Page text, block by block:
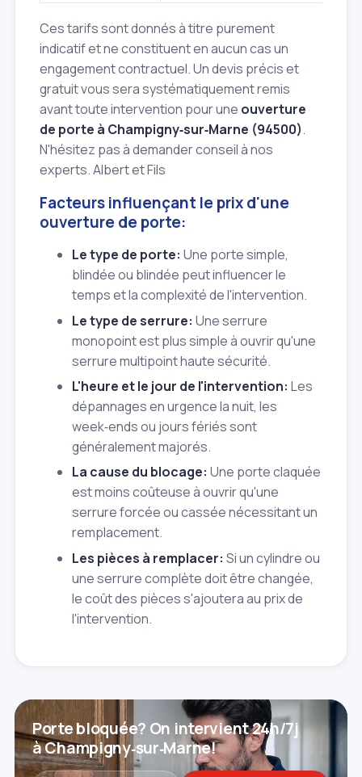
Ces tarifs sont donnés à titre purement
indicatif et ne constituent en aucun cas un
engagement contractuel. Un devis précis et
gratuit vous sera systématiquement remis
avant toute intervention pour une ouverture
de porte à Champigny‑sur‑Marne (94500).
N'hésitez pas à demander conseil à nos
experts. Albert et Fils
Facteurs influençant le prix d'une
ouverture de porte:
Le type de porte: Une porte simple,
blindée ou blindée peut influencer le
temps et la complexité de l'intervention.
Le type de serrure: Une serrure
monopoint est plus simple à ouvrir qu'une
serrure multipoint haute sécurité.
L'heure et le jour de l'intervention: Les
dépannages en urgence la nuit, les
week‑ends ou jours fériés sont
généralement majorés.
La cause du blocage: Une porte claquée
est moins coûteuse à ouvrir qu'une
serrure forcée ou cassée nécessitant un
remplacement.
Les pièces à remplacer: Si un cylindre ou
une serrure complète doit être changée,
le coût des pièces s'ajoutera au prix de
l'intervention.
Porte bloquée? On intervient 24h/7j
à Champigny‑sur‑Marne!